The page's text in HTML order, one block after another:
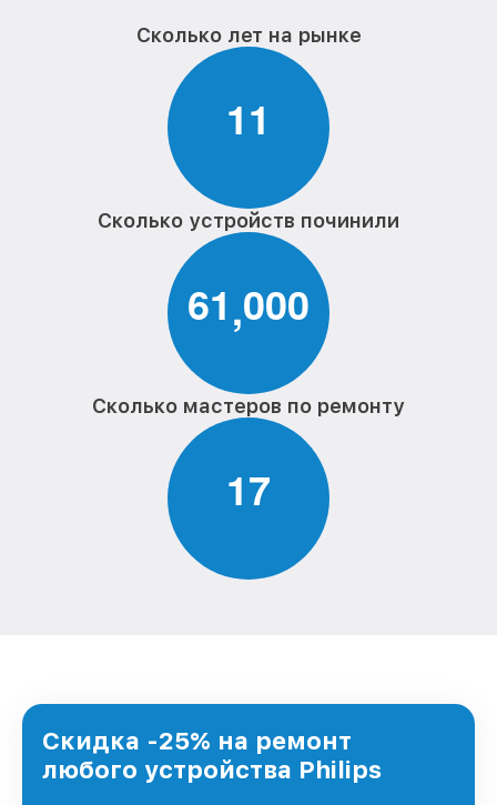
Сколько лет на рынке
11
Сколько устройств починили
61,000
Сколько мастеров по ремонту
17
Скидка -25% на ремонт
любого устройства Philips